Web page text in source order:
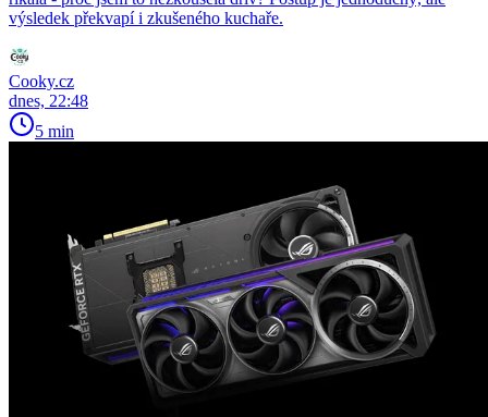
výsledek překvapí i zkušeného kuchaře.
Cooky.cz
dnes, 22:48
5 min